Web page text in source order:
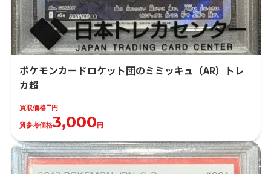
ポケモンカードロケット団のミミッキュ（AR）トレ
カ超
買取価格- 円
質参考価格3,000 円